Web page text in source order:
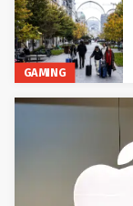
GAMING